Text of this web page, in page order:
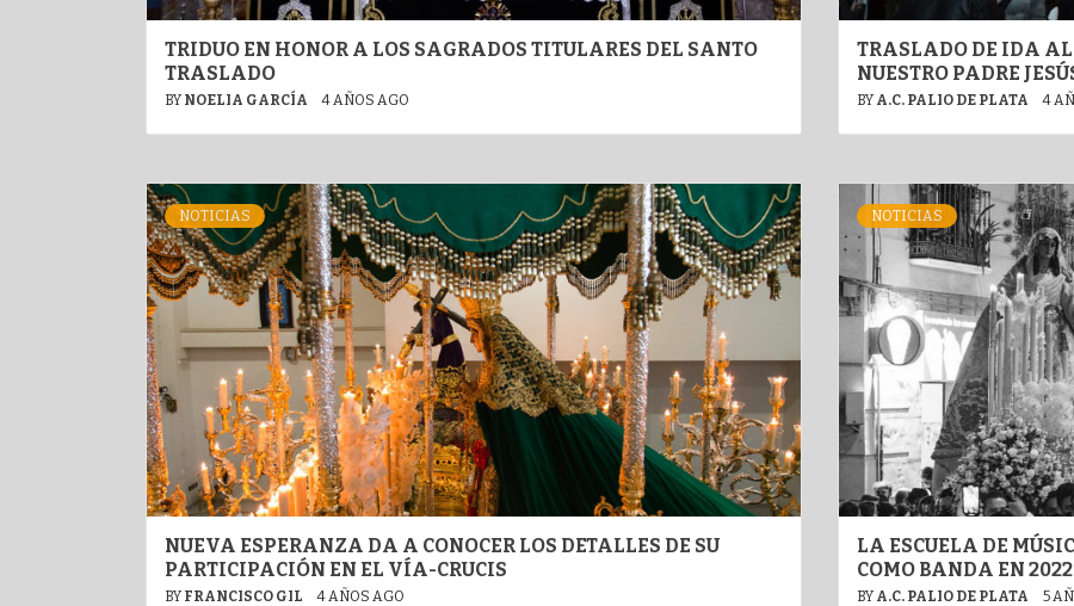
TRIDUO EN HONOR A LOS SAGRADOS TITULARES DEL SANTO
TRASLADO
BY NOELIA GARCÍA 4 AÑOS AGO
TRASLADO DE IDA
NUESTRO PADRE
BY A.C. PALIO DE PLATA 4
NOTICIAS
NUEVA ESPERANZA DA A CONOCER LOS DETALLES DE SU
PARTICIPACIÓN EN EL VÍA-CRUCIS
BY FRANCISCO GIL 4 AÑOS AGO
NOTICIAS
LA ESCUELA DE
COMO BANDA EN 2022
BY A.C. PALIO DE PLATA 5